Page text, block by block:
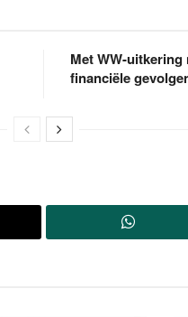
Met WW-
financiële